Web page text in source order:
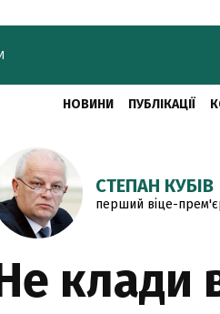
НОВИНИ ПУБЛІКАЦІЇ
СТЕПАН КУБІВ
перший віце-
клади